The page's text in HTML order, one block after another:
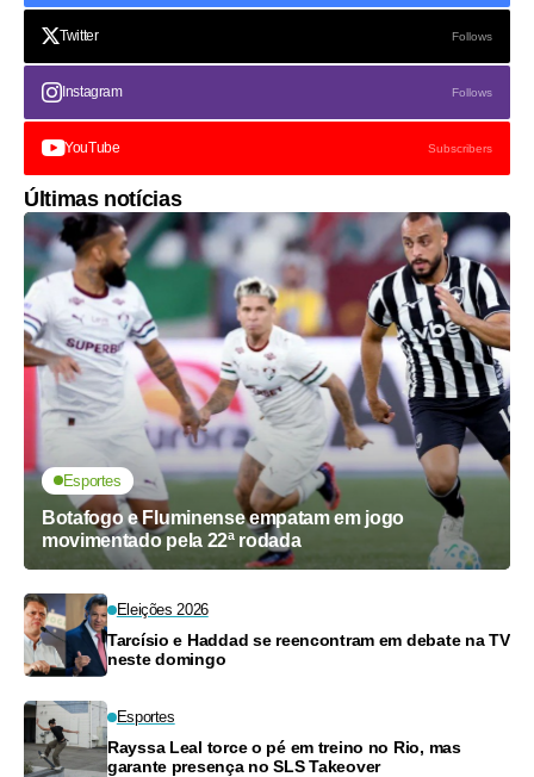
Twitter Follows
Instagram Follows
YouTube Subscribers
Últimas notícias
Esportes
Botafogo e Fluminense empatam em jogo
movimentado pela 22ª rodada
Eleições 2026
Tarcísio e Haddad se reencontram em debate na TV
neste domingo
Esportes
Rayssa Leal torce o pé em treino no Rio, mas
garante presença no SLS Takeover